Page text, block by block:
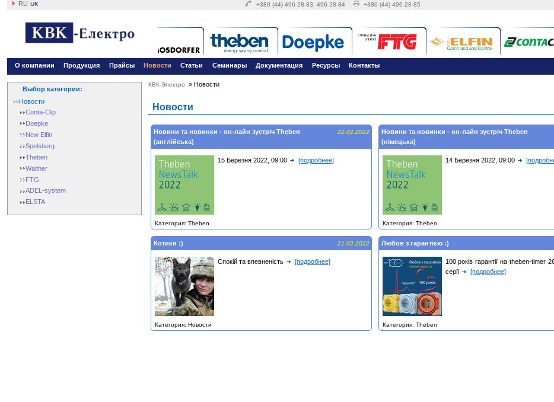
RU UK +380 (44) 496-28-83, 496-28-84 +380 (44) 496-28-85
О компании Продукция Прайсы Новости Статьи Семинары Документация Ресурсы Контакты
Выбор категории:
Новости
Conta-Clip
Doepke
New Elfin
Spelsberg
Theben
Walther
FTG
ADEL-system
ELSTA
КВК-Электро » Новости
Новости
22.02.2022
Новини та новинки - он-лайн зустріч Theben
(англійська)
15 Березня 2022, 09:00 [подробнее]
Категория: Theben
Новини та новинки - он-лайн зустріч Theben
(німецька)
14 Березня 2022, 09:00
Категория: Theben
21.02.2022
Котики :)
Спокій та впевненість [подробнее]
Категория: Новости
Любов з гарантією :)
100 років гарантії на theben-timer
серії
[подробнее]
Категория: Theben